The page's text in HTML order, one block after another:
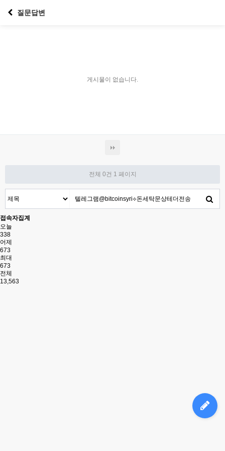
질문답변
게시물이 없습니다.
전체 0건 1 페이지
접속자집계
오늘
338
어제
673
최대
673
전체
13,563